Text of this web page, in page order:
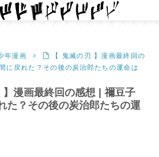
年漫画
【 鬼滅の刃 】漫画最終回の
に戻れた？その後の炭治郎たちの運命は
】漫画最終回の感想 | 禰豆子
た？その後の炭治郎たちの運